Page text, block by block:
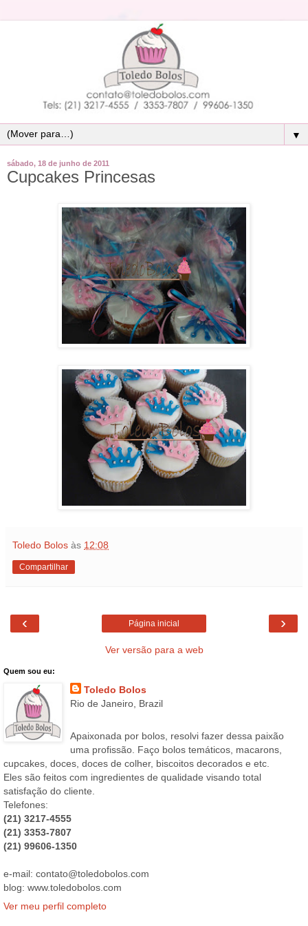
▼
sábado, 18 de junho de 2011
Cupcakes Princesas
Toledo Bolos às 12:08
Compartilhar
‹ ›
Página inicial
Ver versão para a web
Quem sou eu:
Toledo Bolos
Rio de Janeiro, Brazil
Apaixonada por bolos, resolvi fazer dessa paixão
uma profissão. Faço bolos temáticos, macarons,
cupcakes, doces, doces de colher, biscoitos decorados e etc.
Eles são feitos com ingredientes de qualidade visando total
satisfação do cliente.
Telefones:
(21) 3217-4555
(21) 3353-7807
(21) 99606-1350
e-mail: contato@toledobolos.com
blog: www.toledobolos.com
Ver meu perfil completo